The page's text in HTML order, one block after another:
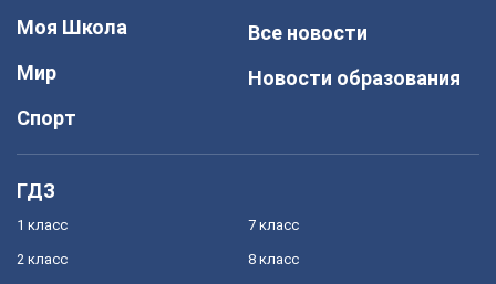
Моя Школа
Мир
Спорт
Все новости
Новости образования
ГДЗ
1 класс
2 класс
7 класс
8 класс